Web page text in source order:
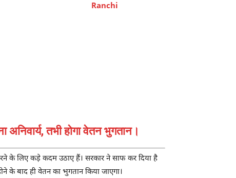
Ranchi
तभी होगा वेतन भुगतान।
के लिए कड़े कदम उठाए हैं। सरकार ने साफ कर दिया है
के बाद ही वेतन का भुगतान किया जाएगा।